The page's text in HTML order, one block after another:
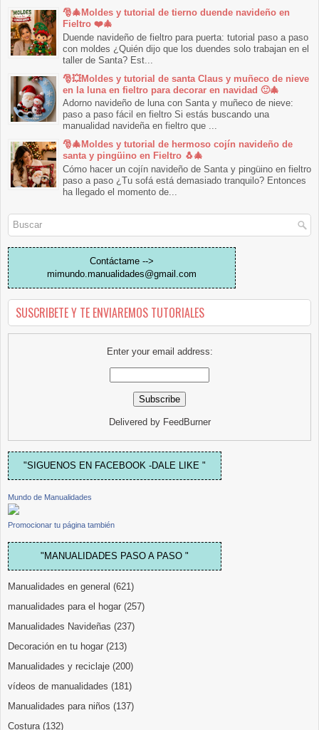
🎅🎄Moldes y tutorial de tierno duende navideño en
Fieltro ❤️🎄
Duende navideño de fieltro para puerta: tutorial paso a paso
con moldes ¿Quién dijo que los duendes solo trabajan en el
taller de Santa? Est...
🎅💥Moldes y tutorial de santa Claus y muñeco de nieve
en la luna en fieltro para decorar en navidad 🙂🎄
Adorno navideño de luna con Santa y muñeco de nieve:
paso a paso fácil en fieltro Si estás buscando una
manualidad navideña en fieltro que ...
🎅🎄Moldes y tutorial de hermoso cojín navideño de
santa y pingüino en Fieltro 🐧🎄
Cómo hacer un cojín navideño de Santa y pingüino en fieltro
paso a paso ¿Tu sofá está demasiado tranquilo? Entonces
ha llegado el momento de...
Contáctame -->
mimundo.manualidades@gmail.com
SUSCRIBETE Y TE ENVIAREMOS TUTORIALES
Enter your email address:
Delivered by FeedBurner
"SIGUENOS EN FACEBOOK -DALE LIKE "
Mundo de Manualidades
Promocionar tu página también
"MANUALIDADES PASO A PASO "
Manualidades en general (621)
manualidades para el hogar (257)
Manualidades Navideñas (237)
Decoración en tu hogar (213)
Manualidades y reciclaje (200)
vídeos de manualidades (181)
Manualidades para niños (137)
Costura (132)